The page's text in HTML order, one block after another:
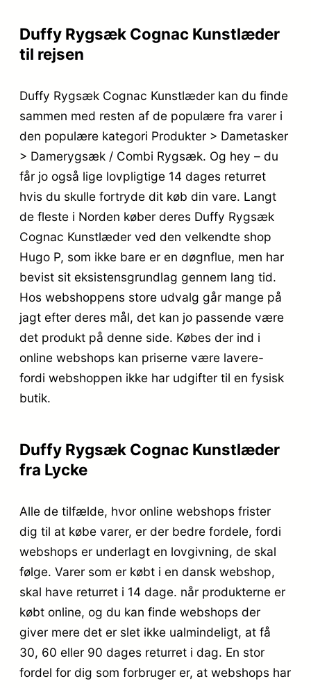
Duffy Rygsæk Cognac Kunstlæder
til rejsen
Duffy Rygsæk Cognac Kunstlæder kan du finde
sammen med resten af de populære fra varer i
den populære kategori Produkter > Dametasker
> Damerygsæk / Combi Rygsæk. Og hey – du
får jo også lige lovpligtige 14 dages returret
hvis du skulle fortryde dit køb din vare. Langt
de fleste i Norden køber deres Duffy Rygsæk
Cognac Kunstlæder ved den velkendte shop
Hugo P, som ikke bare er en døgnflue, men har
bevist sit eksistensgrundlag gennem lang tid.
Hos webshoppens store udvalg går mange på
jagt efter deres mål, det kan jo passende være
det produkt på denne side. Købes der ind i
online webshops kan priserne være lavere-
fordi webshoppen ikke har udgifter til en fysisk
butik.
Duffy Rygsæk Cognac Kunstlæder
fra Lycke
Alle de tilfælde, hvor online webshops frister
dig til at købe varer, er der bedre fordele, fordi
webshops er underlagt en lovgivning, de skal
følge. Varer som er købt i en dansk webshop,
skal have returret i 14 dage. når produkterne er
købt online, og du kan finde webshops der
giver mere det er slet ikke ualmindeligt, at få
30, 60 eller 90 dages returret i dag. En stor
fordel for dig som forbruger er, at webshops har